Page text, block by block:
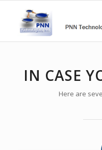
IN CASE
Here are